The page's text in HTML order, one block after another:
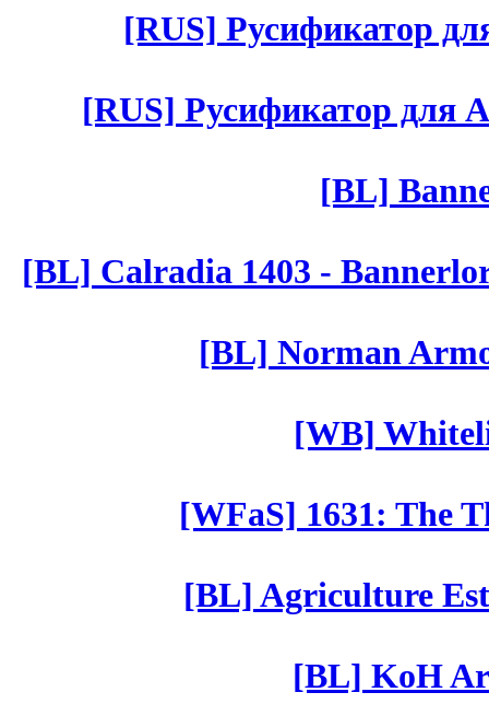
[RUS] Русификатор
[RUS] Русификатор для
[BL]
[BL] Calradia 1403 -
[BL] Norman
[WB]
[WFaS] 1631: The
[BL] Agriculture
[BL] KoH